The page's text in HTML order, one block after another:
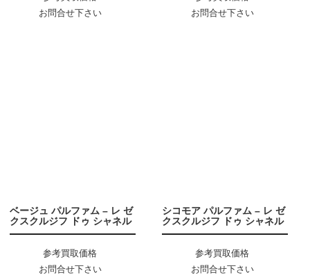
お問合せ下さい
お問合せ下さい
ベージュ パルファム – レ ゼ
クスクルジフ ドゥ シャネル
参考買取価格
お問合せ下さい
シコモア パルファム – レ ゼ
クスクルジフ ドゥ シャネル
参考買取価格
お問合せ下さい